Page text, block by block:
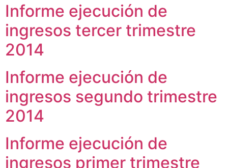
Informe ejecución de
ingresos tercer trimestre
2014
Informe ejecución de
ingresos segundo trimestre
2014
Informe ejecución de
ingresos primer trimestre